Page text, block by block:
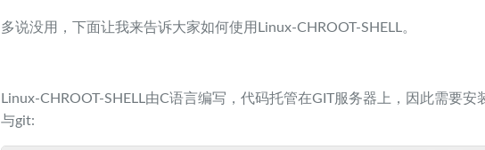
多说没用，下面让我来告诉大家如何使用Linux-CHROOT-SHELL。
Linux-CHROOT-SHELL由C语言编写，代码托管在GIT服务器上，因此需要安
与git: